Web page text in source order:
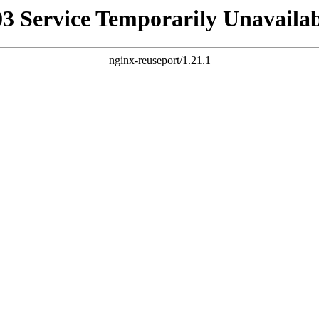
Service Temporarily
nginx-reuseport/1.21.1